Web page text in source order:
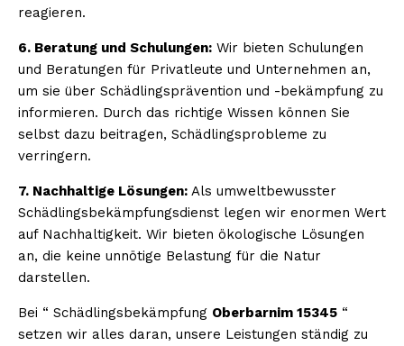
reagieren.
6. Beratung und Schulungen: Wir bieten Schulungen
und Beratungen für Privatleute und Unternehmen an,
um sie über Schädlingsprävention und -bekämpfung zu
informieren. Durch das richtige Wissen können Sie
selbst dazu beitragen, Schädlingsprobleme zu
verringern.
7. Nachhaltige Lösungen: Als umweltbewusster
Schädlingsbekämpfungsdienst legen wir enormen Wert
auf Nachhaltigkeit. Wir bieten ökologische Lösungen
an, die keine unnötige Belastung für die Natur
darstellen.
Bei “ Schädlingsbekämpfung Oberbarnim 15345 “
setzen wir alles daran, unsere Leistungen ständig zu